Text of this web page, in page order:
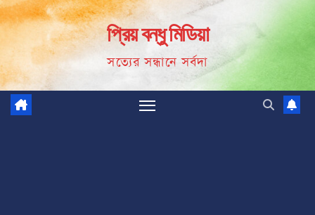
Skip
to
content
প্রিয় বন্ধু মিডিয়া
সত্যের সন্ধানে সর্বদা